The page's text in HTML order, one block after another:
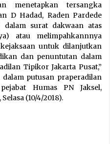
menetapkan tersangka
D Hadad, Raden Pardede
dalam surat dakwaan atas
atau melimpahkannnya
untuk dilanjutkan
dan penuntutan dalam
Tipikor Jakarta Pusat,”
putusan praperadilan
Humas PN Jaksel,
(10/4/2018).